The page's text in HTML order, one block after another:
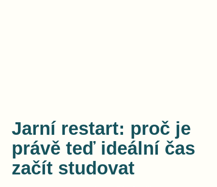
Jarní restart: proč je
právě teď ideální čas
začít studovat